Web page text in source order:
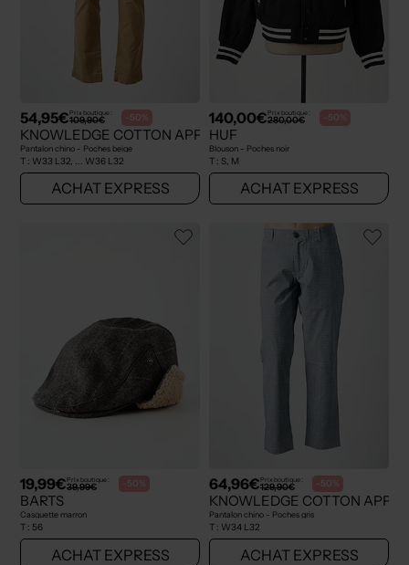
54,95€Prix boutique :
109,90€ -50%
KNOWLEDGE COTTON APPAREL
Pantalon chino - Poches beige
T : W33 L32, ... W36 L32
ACHAT EXPRESS
140,00€Prix boutique :
280,00€ -50%
HUF
Blouson - Poches noir
T : S, M
ACHAT EXPRESS
19,99€Prix boutique :
39,99€ -50%
BARTS
Casquette marron
T : 56
ACHAT EXPRESS
64,96€Prix boutique :
129,90€ -50%
KNOWLEDGE COTTON
Pantalon chino - Poches gris
T : W34 L32
ACHAT EXPRESS